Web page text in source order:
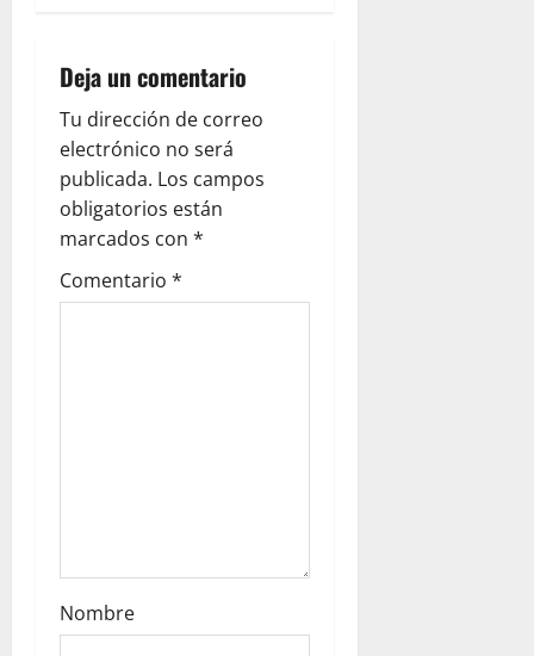
g
a
t
i
o
Deja un comentario
Tu dirección de correo
electrónico no será
publicada. Los campos
obligatorios están
marcados con *
Comentario *
Nombre